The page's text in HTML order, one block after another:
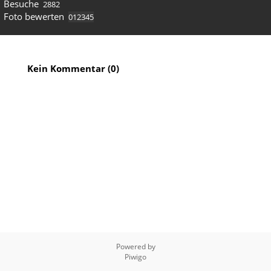
Besuche 2882
Foto bewerten
Kein Kommentar (0)
Powered by
Piwigo